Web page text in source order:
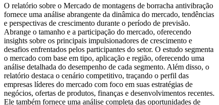
O relatório sobre o Mercado de montagens de borracha antivibração
fornece uma análise abrangente da dinâmica do mercado, tendências
e perspectivas de crescimento durante o período de previsão.
Abrange o tamanho e a participação do mercado, oferecendo
insights sobre os principais impulsionadores de crescimento e
desafios enfrentados pelos participantes do setor. O estudo segmenta
o mercado com base em tipo, aplicação e região, oferecendo uma
análise detalhada do desempenho de cada segmento. Além disso, o
relatório destaca o cenário competitivo, traçando o perfil das
empresas líderes do mercado com foco em suas estratégias de
negócios, ofertas de produtos, finanças e desenvolvimentos recentes.
Ele também fornece uma análise completa das oportunidades de